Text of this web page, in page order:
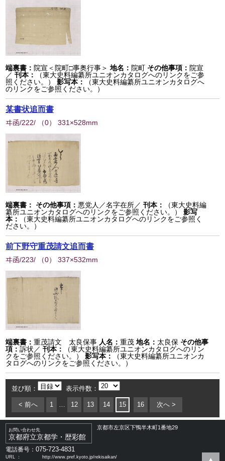
端裏書： 院宣＜院町□事奥行事＞ 地名： 院町 その他事項： 院宣
／ 刊本：
（東大史料編纂所ユニオンカタログへのリンクをご参
照ください。）
影写本：
（東大史料編纂所ユニオンカタログへ
のリンクをご参照ください。）
某書状追而書
ヰ函/222/ （0） 331×528mm
端裏書： その他事項： 悪党人／名字在所／ 刊本：
（東大史料編
纂所ユニオンカタログへのリンクをご参照ください。）
影写
本：
（東大史料編纂所ユニオンカタログへのリンクをご参照く
ださい。）
前下野守重茂請文追而書
ヰ函/223/ （0） 337×532mm
端裏書：重茂請文 太良保事 人名：重茂 地名： 太良保 その他事
項：訴状／刊本：
（東大史料編纂所ユニオンカタログへのリン
クをご参照ください。）
影写本：
（東大史料編纂所ユニオンカ
タログへのリンクをご参照ください。）
並び順： 表示件数：
< 前へ 1 … 12 13 14 15 16 次へ >
お問い合わせ先
京都府立京都学・歴彩館
京都市左京区下鴨半木町1番地29
電話番号：075-723-4831
URL ： http://www.pref.kyoto.jp/rekisaikan/